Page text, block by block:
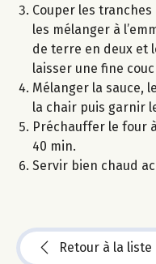
Couper les
les mélanger à
de terre en deux et
laisser une fine
Mélanger la sauce,
la chair puis garnir
Préchauffer le four
40 min.
Servir bien chaud
Retour à la liste